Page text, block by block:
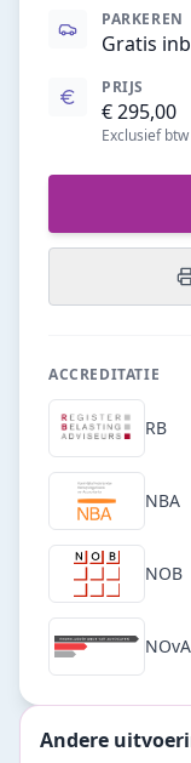
PARKEREN
Gratis
PRIJS
€ 295,00
Exclusief btw
ACCREDITATIE
RB
NBA
NOB
NOvA
Andere